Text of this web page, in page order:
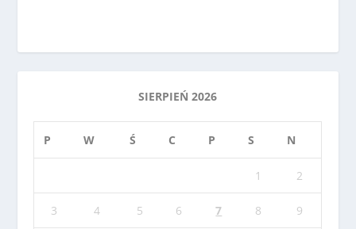
SIERPIEŃ 2026
P W Ś C P S N
1 2
3 4 5 6 7 8 9